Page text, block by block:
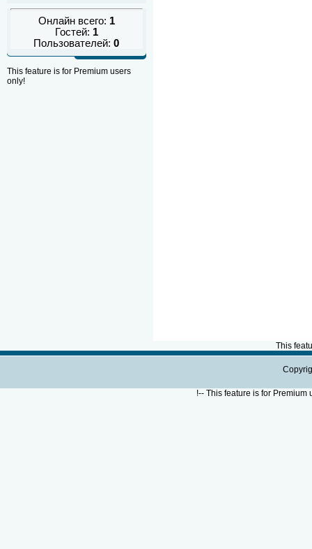
Онлайн всего: 1
Гостей: 1
Пользователей:0
This feature is for Premium users
only!
This
!--This feature is for Premium